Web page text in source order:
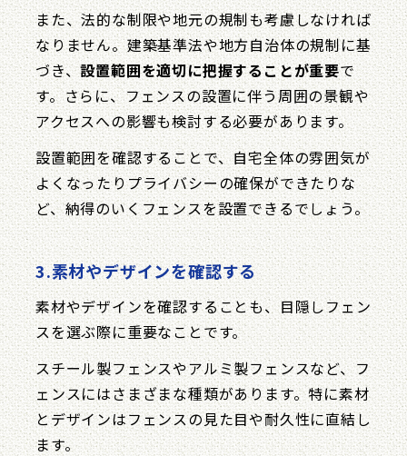
また、法的な制限や地元の規制も考慮しなければ
なりません。建築基準法や地方自治体の規制に基
づき、設置範囲を適切に把握することが重要で
す。さらに、フェンスの設置に伴う周囲の景観や
アクセスへの影響も検討する必要があります。
設置範囲を確認することで、自宅全体の雰囲気が
よくなったりプライバシーの確保ができたりな
ど、納得のいくフェンスを設置できるでしょう。
3.素材やデザインを確認する
素材やデザインを確認することも、目隠しフェン
スを選ぶ際に重要なことです。
スチール製フェンスやアルミ製フェンスなど、フ
ェンスにはさまざまな種類があります。特に素材
とデザインはフェンスの見た目や耐久性に直結し
ます。